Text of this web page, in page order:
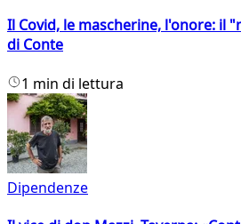
Il Covid, le mascherine, l'onore: il
di Conte
1 min di lettura
Dipendenze